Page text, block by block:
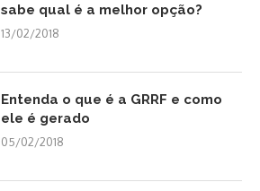
sabe qual é a melhor opção?
13/02/2018
Entenda o que é a GRRF e como
ele é gerado
05/02/2018